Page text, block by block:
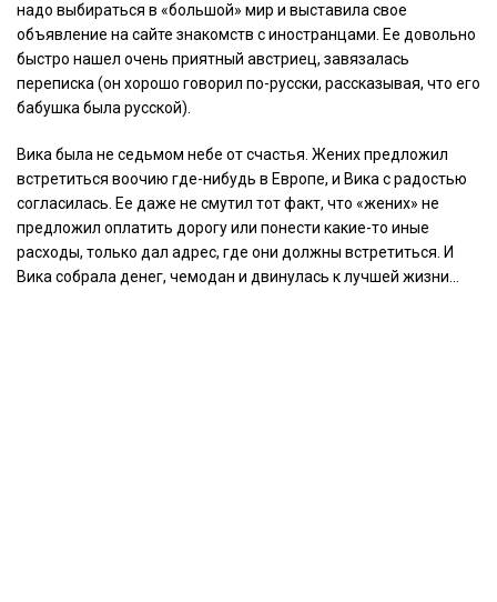
надо выбираться в «большой» мир и выставила свое
объявление на сайте знакомств с иностранцами. Ее довольно
быстро нашел очень приятный австриец, завязалась
переписка (он хорошо говорил по-русски, рассказывая, что его
бабушка была русской).
Вика была не седьмом небе от счастья. Жених предложил
встретиться воочию где-нибудь в Европе, и Вика с радостью
согласилась. Ее даже не смутил тот факт, что «жених» не
предложил оплатить дорогу или понести какие-то иные
расходы, только дал адрес, где они должны встретиться. И
Вика собрала денег, чемодан и двинулась к лучшей жизни…